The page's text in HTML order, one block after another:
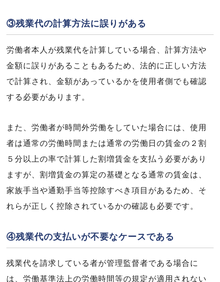
③残業代の計算方法に誤りがある
労働者本人が残業代を計算している場合、計算方法や
金額に誤りがあることもあるため、法的に正しい方法
で計算され、金額があっているかを使用者側でも確認
する必要があります。
また、労働者が時間外労働をしていた場合には、使用
者は通常の労働時間または通常の労働日の賃金の２割
５分以上の率で計算した割増賃金を支払う必要があり
ますが、割増賃金の算定の基礎となる通常の賃金は、
家族手当や通勤手当等控除すべき項目があるため、そ
れらが正しく控除されているかの確認も必要です。
④残業代の支払いが不要なケースである
残業代を請求している者が管理監督者である場合に
は、労働基準法上の労働時間等の規定が適用されない